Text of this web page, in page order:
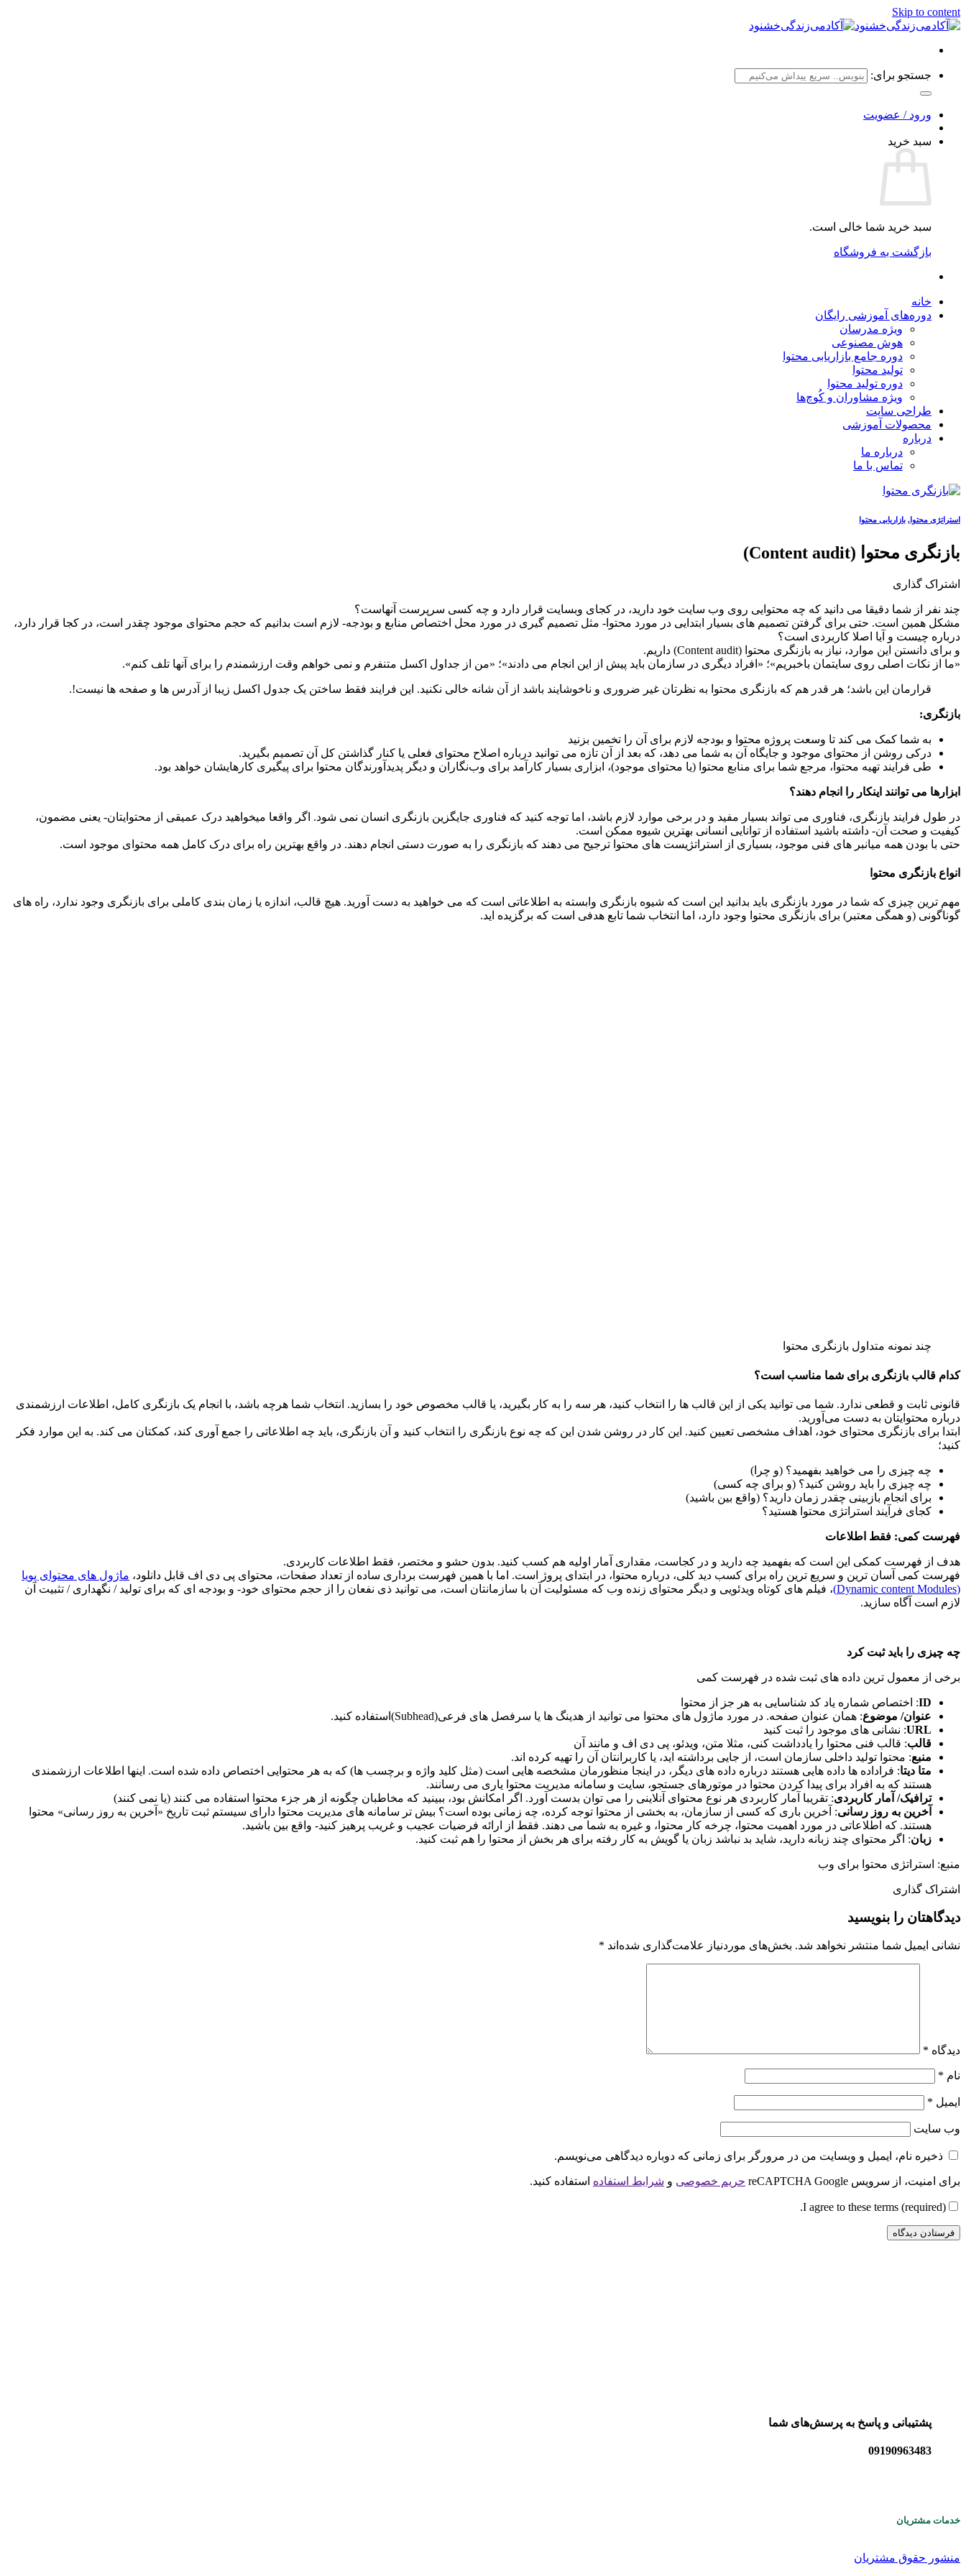
Skip to content
جستجو برای:
ورود / عضویت
سبد خرید
سبد خرید شما خالی است.
بازگشت به فروشگاه
خانه
دوره‌های آموزشی رایگان
ویژه مدرسان
هوش مصنوعی
دوره جامع بازاریابی محتوا
تولید محتوا
دوره تولید محتوا
ویژه مشاوران و کُوچ‌ها
طراحی سایت
محصولات آموزشی
درباره
درباره ما
تماس با ما
استراتژی محتوا, بازاریابی محتوا
بازنگری محتوا (Content audit)
اشتراک گذاری
چند نفر از شما دقیقا می دانید که چه محتوایی روی وب سایت خود دارید، در کجای وبسایت قرار دارد و چه کسی سرپرست آنهاست؟
مشکل همین است. حتی برای گرفتن تصمیم های بسیار ابتدایی در مورد محتوا- مثل تصمیم گیری در مورد محل اختصاص منابع و بودجه- لازم است بدانیم که حجم محتوای موجود چقدر است، در کجا قرار دارد،
درباره چیست و آیا اصلا کاربردی است؟
و برای دانستن این موارد، نیاز به بازنگری محتوا (Content audit) داریم.
«ما از نکات اصلی روی سایتمان باخبریم»؛ «افراد دیگری در سازمان باید پیش از این انجام می دادند»؛ «من از جداول اکسل متنفرم و نمی خواهم وقت ارزشمندم را برای آنها تلف کنم».
قرارمان این باشد؛ هر قدر هم که بازنگری محتوا به نظرتان غیر ضروری و ناخوشایند باشد از آن شانه خالی نکنید. این فرایند فقط ساختن یک جدول اکسل زیبا از آدرس ها و صفحه ها نیست!.
بازنگری:
به شما کمک می کند تا وسعت پروژه محتوا و بودجه لازم برای آن را تخمین بزنید
درکی روشن از محتوای موجود و جایگاه آن به شما می دهد، که بعد از آن تازه می توانید درباره اصلاح محتوای فعلی یا کنار گذاشتن کل آن تصمیم بگیرید.
طی فرایند تهیه محتوا، مرجع شما برای منابع محتوا (یا محتوای موجود)، ابزاری بسیار کارآمد برای وب‌نگاران و دیگر پدیدآورندگان محتوا برای پیگیری کارهایشان خواهد بود.
ابزارها می توانند اینکار را انجام دهند؟
در طول فرایند بازنگری، فناوری می تواند بسیار مفید و در برخی موارد لازم باشد، اما توجه کنید که فناوری جایگزین بازنگری انسان نمی شود. اگر واقعا میخواهید درک عمیقی از محتوایتان- یعنی مضمون،
کیفیت و صحت آن- داشته باشید استفاده از توانایی انسانی بهترین شیوه ممکن است.
حتی با بودن همه میانبر های فنی موجود، بسیاری از استراتژیست های محتوا ترجیح می دهند که بازنگری را به صورت دستی انجام دهند. در واقع بهترین راه برای درک کامل همه محتوای موجود است.
انواع بازنگری محتوا
مهم ترین چیزی که شما در مورد بازنگری باید بدانید این است که شیوه بازنگری وابسته به اطلاعاتی است که می خواهید به دست آورید. هیچ قالب، اندازه یا زمان بندی کاملی برای بازنگری وجود ندارد، راه های
گوناگونی (و همگی معتبر) برای بازنگری محتوا وجود دارد، اما انتخاب شما تابع هدفی است که برگزیده اید.
چند نمونه متداول بازنگری محتوا
کدام قالب بازنگری برای شما مناسب است؟
قانونی ثابت و قطعی ندارد. شما می توانید یکی از این قالب ها را انتخاب کنید، هر سه را به کار بگیرید، یا قالب مخصوص خود را بسازید. انتخاب شما هرچه باشد، با انجام یک بازنگری کامل، اطلاعات ارزشمندی
درباره محتوایتان به دست می‌آورید.
ابتدا برای بازنگری محتوای خود، اهداف مشخصی تعیین کنید. این کار در روشن شدن این که چه نوع بازنگری را انتخاب کنید و آن بازنگری، باید چه اطلاعاتی را جمع آوری کند، کمکتان می کند. به این موارد فکر
کنید؛
چه چیزی را می خواهید بفهمید؟ (و چرا)
چه چیزی را باید روشن کنید؟ (و برای چه کسی)
برای انجام بازبینی چقدر زمان دارید؟ (واقع بین باشید)
کجای فرآیند استراتژی محتوا هستید؟
فهرست کمی: فقط اطلاعات
هدف از فهرست کمکی این است که بفهمید چه دارید و در کجاست، مقداری آمار اولیه هم کسب کنید. بدون حشو و مختصر، فقط اطلاعات کاربردی.
فهرست کمی آسان ترین و سریع ترین راه برای کسب دید کلی، درباره محتوا، در ابتدای پروژ است. اما با همین فهرست برداری ساده از تعداد صفحات، محتوای پی دی اف قابل دانلود، ماژول های محتوای پویا
(Dynamic content Modules)
، فیلم های کوتاه ویدئویی و دیگر محتوای زنده وب که مسئولیت آن با سازمانتان است، می توانید ذی نفعان را از حجم محتوای خود- و بودجه ای که برای تولید / نگهداری / تثبیت آن
لازم است آگاه سازید.
چه چیزی را باید ثبت کرد
برخی از معمول ترین داده های ثبت شده در فهرست کمی
ID: اختصاص شماره یاد کد شناسایی به هر جز از محتوا
عنوان/ موضوع: همان عنوان صفحه. در مورد ماژول های محتوا می توانید از هدینگ ها یا سرفصل های فرعی(Subhead)استفاده کنید.
URL: نشانی های موجود را ثبت کنید
قالب: قالب فنی محتوا را یادداشت کنی، مثلا متن، ویدئو، پی دی اف و مانند آن
منبع: محتوا تولید داخلی سازمان است، از جایی برداشته اید، یا کاربرانتان آن را تهیه کرده اند.
متا دیتا: فراداده ها داده هایی هستند درباره داده های دیگر، در اینجا منظورمان مشخصه هایی است (مثل کلید واژه و برچسب ها) که به هر محتوایی اختصاص داده شده است. اینها اطلاعات ارزشمندی
هستند که به افراد برای پیدا کردن محتوا در موتورهای جستجو، سایت و سامانه مدیریت محتوا یاری می رسانند.
ترافیک/ آمار کاربردی: تقریبا آمار کاربردی هر نوع محتوای آنلاینی را می توان بدست آورد. اگر امکانش بود، ببینید که مخاطبان چگونه از هر جزء محتوا استفاده می کنند (یا نمی کنند)
آخرین به روز رسانی: آخرین باری که کسی از سازمان، به بخشی از محتوا توجه کرده، چه زمانی بوده است؟ بیش تر سامانه های مدیریت محتوا دارای سیستم ثبت تاریخ «آخرین به روز رسانی» محتوا
هستند. که اطلاعاتی در مورد اهمیت محتوا، چرخه کار محتوا، و غیره به شما می دهند. فقط از ارائه فرضیات عجیب و غریب پرهیز کنید- واقع بین باشید.
زبان: اگر محتوای چند زبانه دارید، شاید بد نباشد زبان یا گویش به کار رفته برای هر بخش از محتوا را هم ثبت کنید.
منبع: استراتژی محتوا برای وب
اشتراک گذاری
دیدگاهتان را بنویسید
نشانی ایمیل شما منتشر نخواهد شد. بخش‌های موردنیاز علامت‌گذاری شده‌اند *
دیدگاه *
نام *
ایمیل *
وب‌ سایت
ذخیره نام، ایمیل و وبسایت من در مرورگر برای زمانی که دوباره دیدگاهی می‌نویسم.
برای امنیت، از سرویس reCAPTCHA Google حریم خصوصی و شرایط استفاده استفاده کنید.
I agree to these terms (required).
پشتیبانی و پاسخ به پرسش‌های شما
09190963483
خدمات مشتریان
منشور حقوق مشتریان